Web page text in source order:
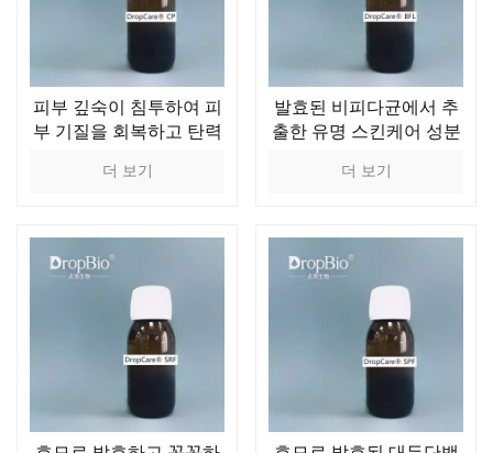
피부 깊숙이 침투하여 피
부 기질을 회복하고 탄력
분해 콜라겐 화장품 성분
더 보기
발효된 비피다균에서 추
출한 유명 스킨케어 성분
더 보기